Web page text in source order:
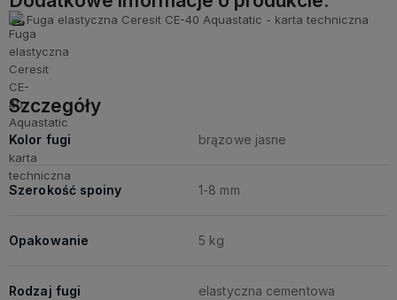
Fuga elastyczna Ceresit CE-40 Aquastatic - karta techniczna
Szczegóły
Kolor fugi brązowe jasne
Szerokość spoiny 1-8 mm
Opakowanie 5 kg
Rodzaj fugi elastyczna cementowa